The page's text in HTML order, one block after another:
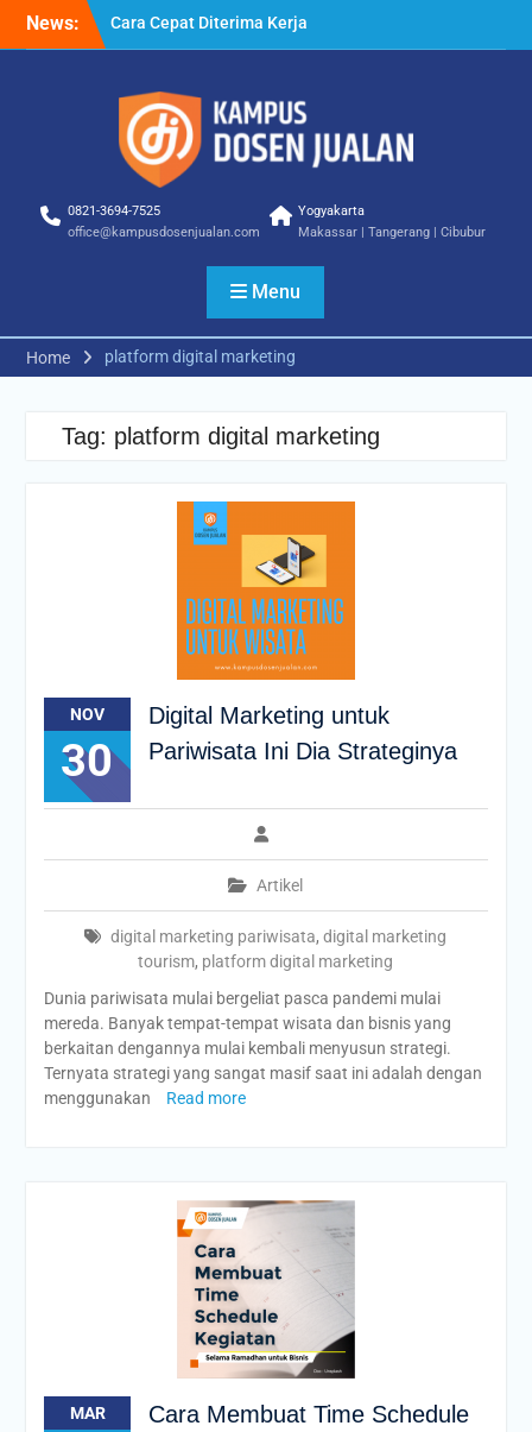
News:
Cara Cepat Diterima Kerja
– Tips Praktis yang Bisa
Cara Biar Dapat Pekerjaan
– Panduan Lengkap untuk
Pencari Kerja
Cara Dapat Pekerjaan –
Memperbesar Peluang
0821-3694-7525
office@kampusdosenjualan.com
Yogyakarta
Makassar | Tangerang | Cibubur
Menu
Home platform digital marketing
Tag: platform digital marketing
NOV
30
Digital Marketing untuk
Pariwisata Ini Dia Strateginya
Artikel
digital marketing pariwisata,digital marketing
tourism, platform digital marketing
Dunia pariwisata mulai bergeliat pasca pandemi mulai
mereda. Banyak tempat-tempat wisata dan bisnis yang
berkaitan dengannya mulai kembali menyusun strategi.
Ternyata strategi yang sangat masif saat ini adalah dengan
menggunakan
Read more
MAR
Cara Membuat Time Schedule